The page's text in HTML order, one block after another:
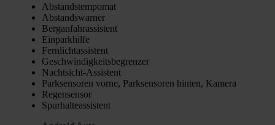
Abstands­tem­po­mat
Abstands­war­ner
Berg­an­fahr­as­sis­tent
Ein­park­hil­fe
Fern­licht­as­sis­tent
Geschwin­dig­keits­be­gren­zer
Nacht­sicht-Assis­tent
Park­sen­so­ren vor­ne, Park­sen­so­ren hin­ten, Kame­ra
Regen­sen­sor
Spur­hal­te­as­sis­tent